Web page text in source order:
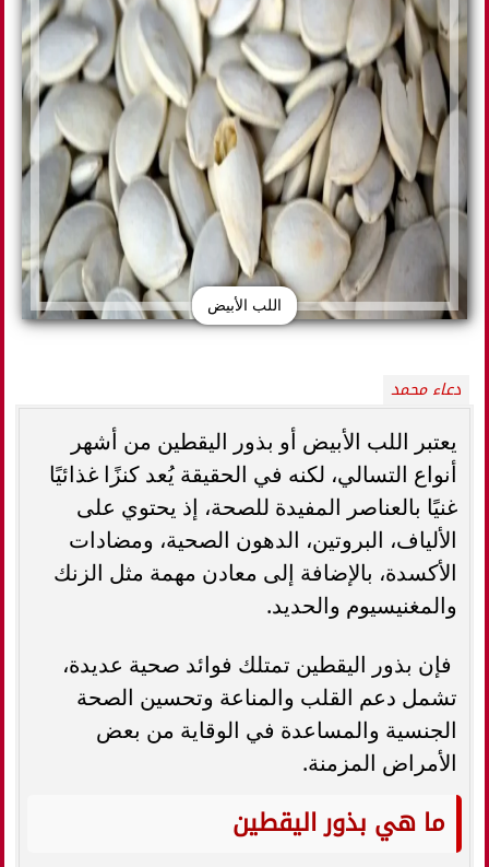
اللب الأبيض
دعاء محمد
يعتبر اللب الأبيض أو بذور اليقطين من أشهر
أنواع التسالي، لكنه في الحقيقة يُعد كنزًا غذائيًا
غنيًا بالعناصر المفيدة للصحة، إذ يحتوي على
الألياف، البروتين، الدهون الصحية، ومضادات
الأكسدة، بالإضافة إلى معادن مهمة مثل الزنك
والمغنيسيوم والحديد.
فإن بذور اليقطين تمتلك فوائد صحية عديدة،
تشمل دعم القلب والمناعة وتحسين الصحة
الجنسية والمساعدة في الوقاية من بعض
الأمراض المزمنة.
ما هي بذور اليقطين